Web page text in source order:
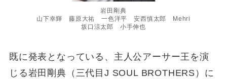
岩田剛典
山下幸輝 藤原大祐 一色洋平 安西慎太郎 Mehri
坂口涼太郎 小手伸也
既に発表となっている、主人公アーサー王を演
じる岩田剛典（三代目J SOUL BROTHERS）に